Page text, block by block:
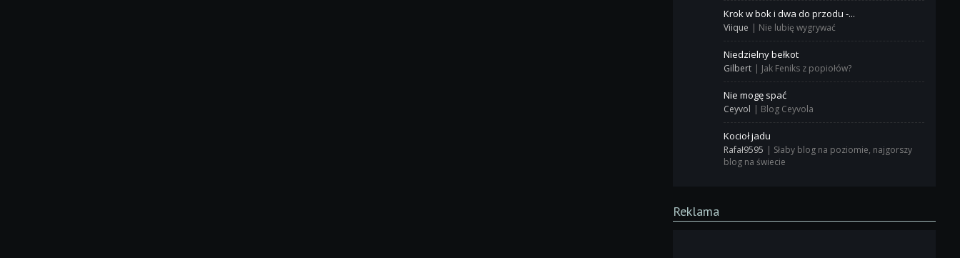
Krok w bok i dwa do przodu -...
Viique | Nie lubię wygrywać
Niedzielny bełkot
Gilbert | Jak Feniks z popiołów?
Nie mogę spać
Ceyvol | Blog Ceyvola
Kocioł jadu
Rafał9595 | Słaby blog na poziomie, najgorszy
blog na świecie
Reklama